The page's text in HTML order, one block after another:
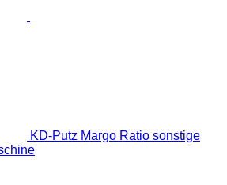
KD-Putz Margo Ratio sonstige